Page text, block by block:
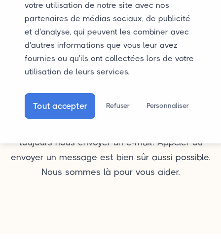
Questions ?
Vous souhaitez en savoir plus sur le transport
automobile depuis ou vers l'Espagne ou avez-
toujours nous envoyer un e-mail. Appeler ou
envoyer un message est bien sûr aussi possible.
Nous sommes là pour vous aider.
votre utilisation de notre site avec nos
partenaires de médias sociaux, de publicité
et d'analyse, qui peuvent les combiner avec
d'autres informations que vous leur avez
fournies ou qu'ils ont collectées lors de votre
utilisation de leurs services.
Refuser Personnaliser
Tout accepter